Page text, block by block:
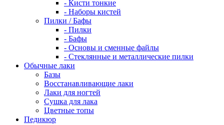
- Кисти тонкие
- Наборы кистей
Пилки / Бафы
- Пилки
- Бафы
- Основы и сменные файлы
- Стеклянные и металлические пилки
Обычные лаки
Базы
Восстанавливающие лаки
Лаки для ногтей
Сушка для лака
Цветные топы
Педикюр